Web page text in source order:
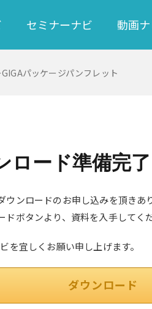
セミナーナビ 動画
パッケージパンフレット
ロード準備完了
ウンロードのお申し込みを頂きあ
ドボタンより、資料を入手してく
を宜しくお願い申し上げます。
ダウンロード